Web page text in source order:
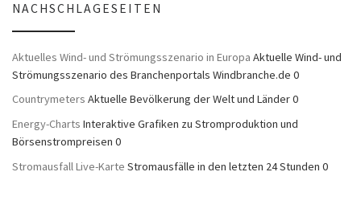
NACHSCHLAGESEITEN
Aktuelles Wind- und Strömungsszenario in Europa Aktuelle Wind- und
Strömungsszenario des Branchenportals Windbranche.de 0
Countrymeters Aktuelle Bevölkerung der Welt und Länder 0
Energy-Charts Interaktive Grafiken zu Stromproduktion und
Börsenstrompreisen 0
Stromausfall Live-Karte Stromausfälle in den letzten 24 Stunden 0